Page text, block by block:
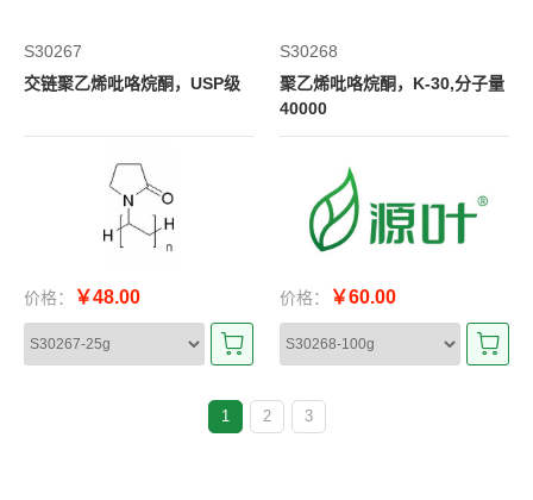
S30267
交链聚乙烯吡咯烷酮，USP级
价格： ￥48.00
S30268
聚乙烯吡咯烷酮，K-30,分子量
40000
价格： ￥60.00
1 2 3